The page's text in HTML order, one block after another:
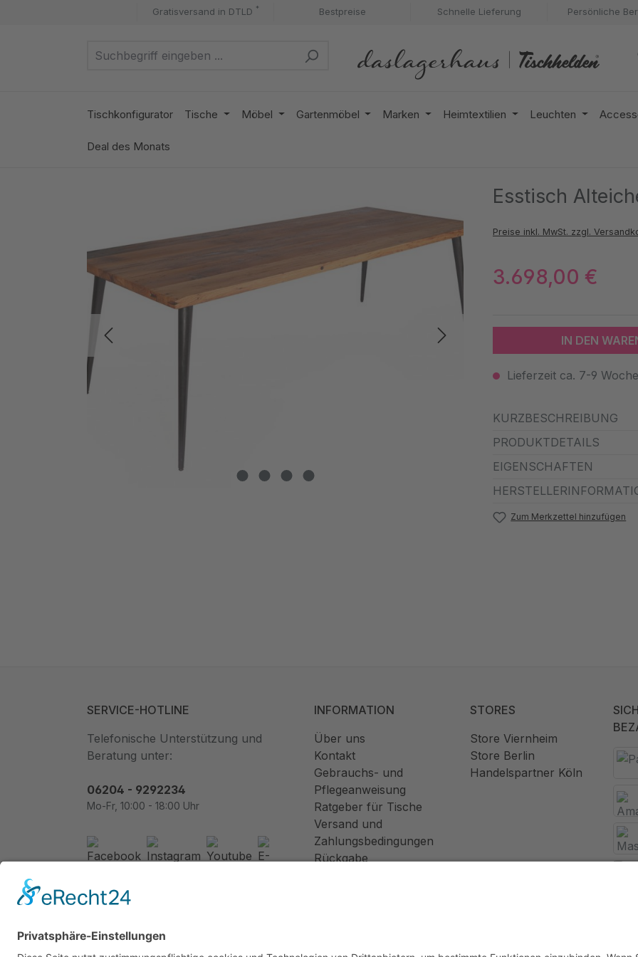
Zur Hauptnavigation springenGratisversand in DTLD * Bestpreise Schnelle Lieferung Persönliche
Tischkonfigurator Tische Möbel Gartenmöbel Marken Heimtextilien Leuchten
Deal des Monats
Esstisch
Preise inkl. MwSt. zzgl.
3.698,00 €
IN DEN
Lieferzeit ca. 7-9
KURZBESCHREIBUNG
PRODUKTDETAILS
EIGENSCHAFTEN
Zum Merkzettel hinzufügen
SERVICE-HOTLINE
Telefonische Unterstützung und
Beratung unter:
06204 - 9292234
Mo-Fr, 10:00 - 18:00 Uhr
Newsletter abonnieren
INFORMATION
Über uns
Kontakt
Gebrauchs- und
Pflegeanweisung
Ratgeber für Tische
Versand und
Zahlungsbedingungen
Rückgabe
STORES
Store Viernheim
Store Berlin
Handelspartner Köln